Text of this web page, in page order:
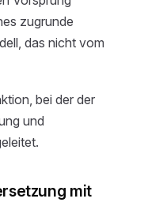
zugrunde
das nicht vom
bei der der
und
mit